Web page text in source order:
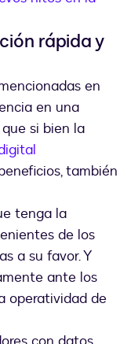
rápida y
en
en una
si bien la
también
tenga la
de los
a su favor. Y
ante los
operatividad de